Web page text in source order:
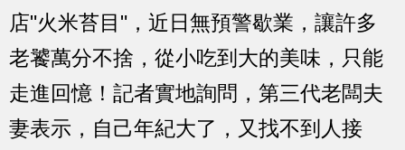
店"火米苔目"，近日無預警歇業，讓許多
老饕萬分不捨，從小吃到大的美味，只能
走進回憶！記者實地詢問，第三代老闆夫
妻表示，自己年紀大了，又找不到人接